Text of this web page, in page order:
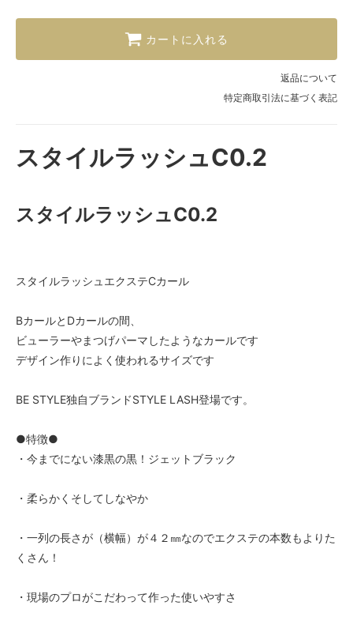
カートに入れる
返品について
特定商取引法に基づく表記
スタイルラッシュC0.2
スタイルラッシュC0.2
スタイルラッシュエクステCカール
BカールとDカールの間、
ビューラーやまつげパーマしたようなカールです
デザイン作りによく使われるサイズです
BE STYLE独自ブランドSTYLE LASH登場です。
●特徴●
・今までにない漆黒の黒！ジェットブラック
・柔らかくそしてしなやか
・一列の長さが（横幅）が４２㎜なのでエクステの本数もよりた
くさん！
・現場のプロがこだわって作った使いやすさ